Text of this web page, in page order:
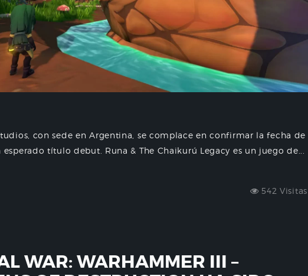
con sede en Argentina, se complace en confirmar la fecha de
título debut. Runa & The Chaikurú Legacy es un juego de...
542 Visitas
WAR: WARHAMMER III –